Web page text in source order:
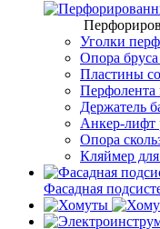
Уголки
Опора
Пластины
Перфолента
Держатель
Анкер-лифт
Опора
Кляймер
Фасадная